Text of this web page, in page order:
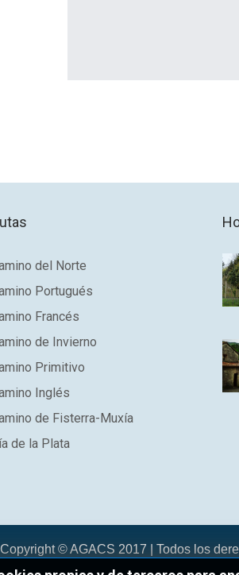
del Norte
Portugués
Francés
de Invierno
Primitivo
Inglés
de Fisterra-Muxía
de la Plata
Copyright © AGACS 2017 | Todos los